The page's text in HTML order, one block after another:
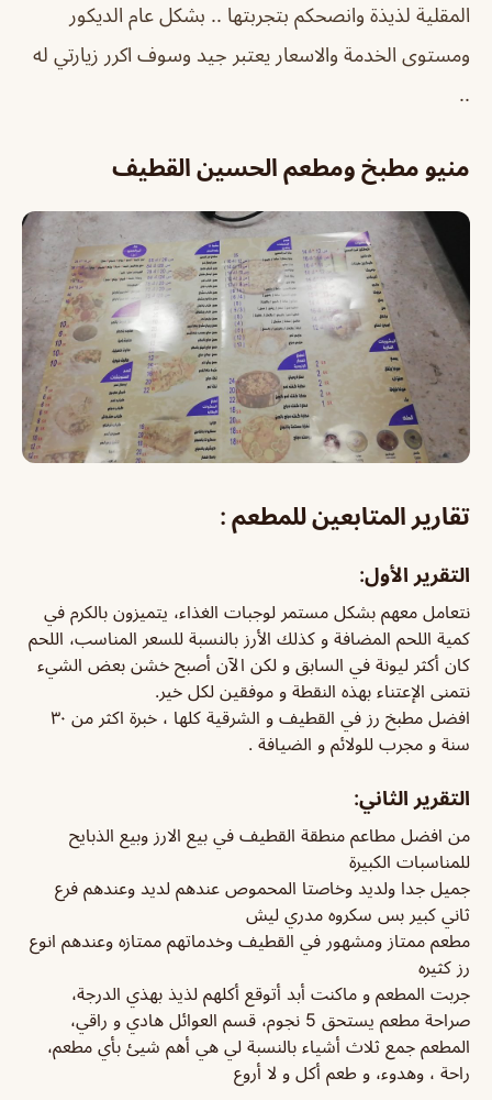
المقلية لذيذة وانصحكم بتجربتها .. بشكل عام الديكور
ومستوى الخدمة والاسعار يعتبر جيد وسوف اكرر زيارتي له
..
منيو مطبخ ومطعم الحسين القطيف
تقارير المتابعين للمطعم :
التقرير الأول:
نتعامل معهم بشكل مستمر لوجبات الغذاء، يتميزون بالكرم في
كمية اللحم المضافة و كذلك الأرز بالنسبة للسعر المناسب، اللحم
كان أكثر ليونة في السابق و لكن الآن أصبح خشن بعض الشيء
نتمنى الإعتناء بهذه النقطة و موفقين لكل خير.
افضل مطبخ رز في القطيف و الشرقية كلها ، خبرة اكثر من ٣٠
سنة و مجرب للولائم و الضيافة .
التقرير الثاني:
من افضل مطاعم منطقة القطيف في بيع الارز وبيع الذبايح
للمناسبات الكبيرة
جميل جدا ولديد وخاصتا المحموص عندهم لديد وعندهم فرع
ثاني كبير بس سكروه مدري ليش
مطعم ممتاز ومشهور في القطيف وخدماتهم ممتازه وعندهم انوع
رز كثيره
جربت المطعم و ماكنت أبد أتوقع أكلهم لذيذ بهذي الدرجة،
صراحة مطعم يستحق 5 نجوم، قسم العوائل هادي و راقي،
المطعم جمع ثلاث أشياء بالنسبة لي هي أهم شيئ بأي مطعم،
راحة ، وهدوء، و طعم أكل و لا أروع